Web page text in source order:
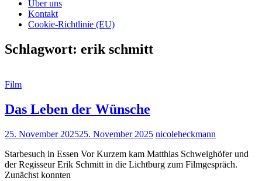
Über uns
Kontakt
Cookie-Richtlinie (EU)
Schlagwort: erik schmitt
Cat
Film
Das Leben der Wünsche
Posted
25. November 202525. November 2025 nicoleheckmann
Starbesuch in Essen Vor Kurzem kam Matthias Schweighöfer und
der Regisseur Erik Schmitt in die Lichtburg zum Filmgespräch.
Zunächst konnten